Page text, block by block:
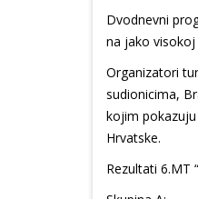
Dvodnevni
na jako
Organizatori
sudionicima,
kojim
Hrvatske.
Rezultati 6.MT